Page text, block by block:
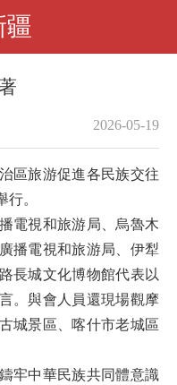
疆
2026-05-19
旅游促進各民族交往
。
視和旅游局、烏魯木
播電視和旅游局、伊犁
長城文化博物館代表以
。與會人員還現場觀摩
城景區、喀什市老城區
中華民族共同體意識